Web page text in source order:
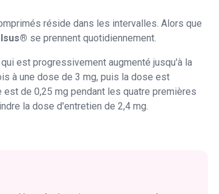
réside dans les intervalles. Alors que
se prennent quotidiennement.
est progressivement augmenté jusqu'à la
à une dose de 3 mg, puis la dose est
de 0,25 mg pendant les quatre premières
la dose d'entretien de 2,4 mg.